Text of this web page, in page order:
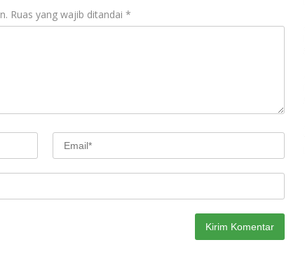
Ruas yang wajib ditandai *